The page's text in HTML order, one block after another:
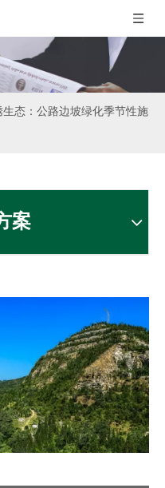
生态：公路边坡绿化季节性施
案